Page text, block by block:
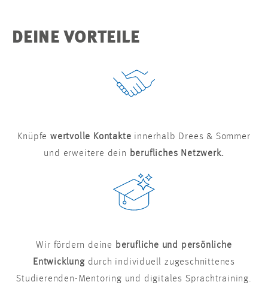
DEINE VORTEILE
Knüpfewertvolle Kontakte innerhalb Drees & Sommer
und erweitere dein berufliches Netzwerk.
Wir fördern deine berufliche und persönliche
Entwicklung durch individuell zugeschnittenes
Studierenden-Mentoring und digitales Sprachtraining.